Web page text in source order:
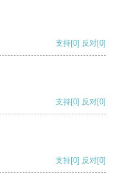
支持[0] 反对[0]
支持[0] 反对[0]
支持[0] 反对[0]